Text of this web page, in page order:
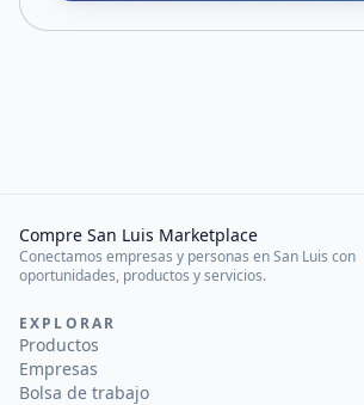
Compre San Luis Marketplace
Conectamos empresas y personas en San Luis con
oportunidades, productos y servicios.
EXPLORAR
Productos
Empresas
Bolsa de trabajo